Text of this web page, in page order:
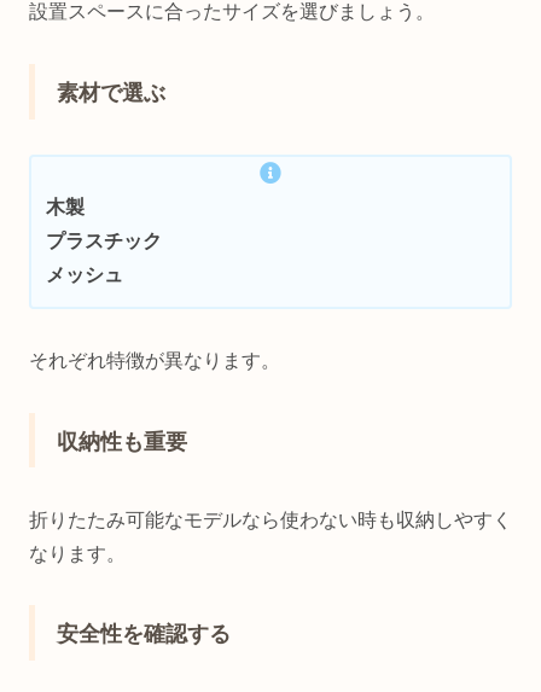
設置スペースに合ったサイズを選びましょう。
素材で選ぶ
木製
プラスチック
メッシュ
それぞれ特徴が異なります。
収納性も重要
折りたたみ可能なモデルなら使わない時も収納しやすく
なります。
安全性を確認する